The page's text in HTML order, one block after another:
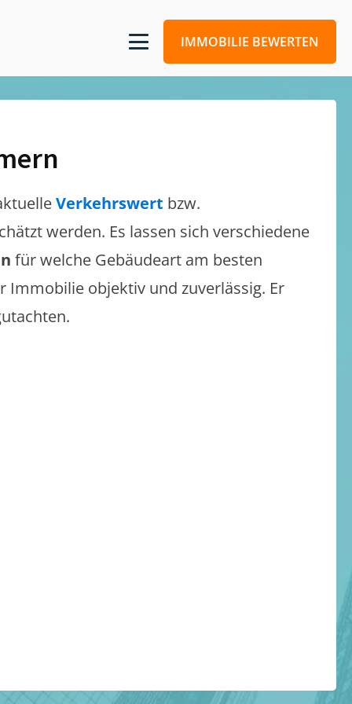
IMMOBILIE BEWERTEN
Verkehrswert bzw.
werden. Es lassen sich verschiedene
für welche Gebäudeart am besten
Immobilie objektiv und zuverlässig. Er